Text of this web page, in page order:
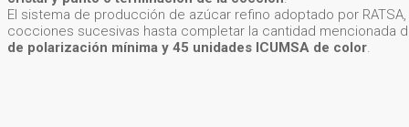
El sistema de producción de azúcar refino adoptado por
cocciones sucesivas hasta completar la cantidad mencionada
de polarización mínima y 45 unidades ICUMSA de color.